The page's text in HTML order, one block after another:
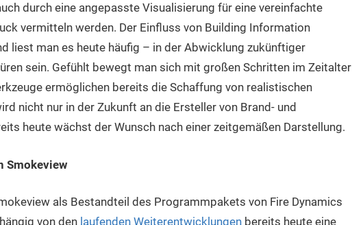
durch eine angepasste Visualisierung für eine vereinfachte
vermitteln werden. Der Einfluss von Building Information
liest man es heute häufig – in der Abwicklung zukünftiger
sein. Gefühlt bewegt man sich mit großen Schritten im Zeitalter
ermöglichen bereits die Schaffung von realistischen
nicht nur in der Zukunft an die Ersteller von Brand- und
heute wächst der Wunsch nach einer zeitgemäßen Darstellung.
Smokeview
als Bestandteil des Programmpakets von Fire Dynamics
von den laufenden Weiterentwicklungenbereits heute eine